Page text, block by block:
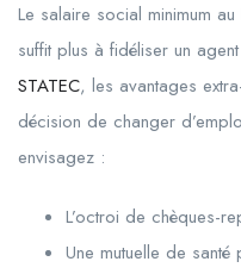
Le salaire social minimum
suffit plus à fidéliser un
STATEC, les avantages
décision de changer
envisagez :
L’octroi de chèques-
Une mutuelle de